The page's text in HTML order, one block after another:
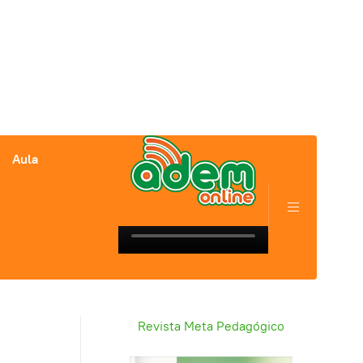
Aula
Revista Meta Pedagógico